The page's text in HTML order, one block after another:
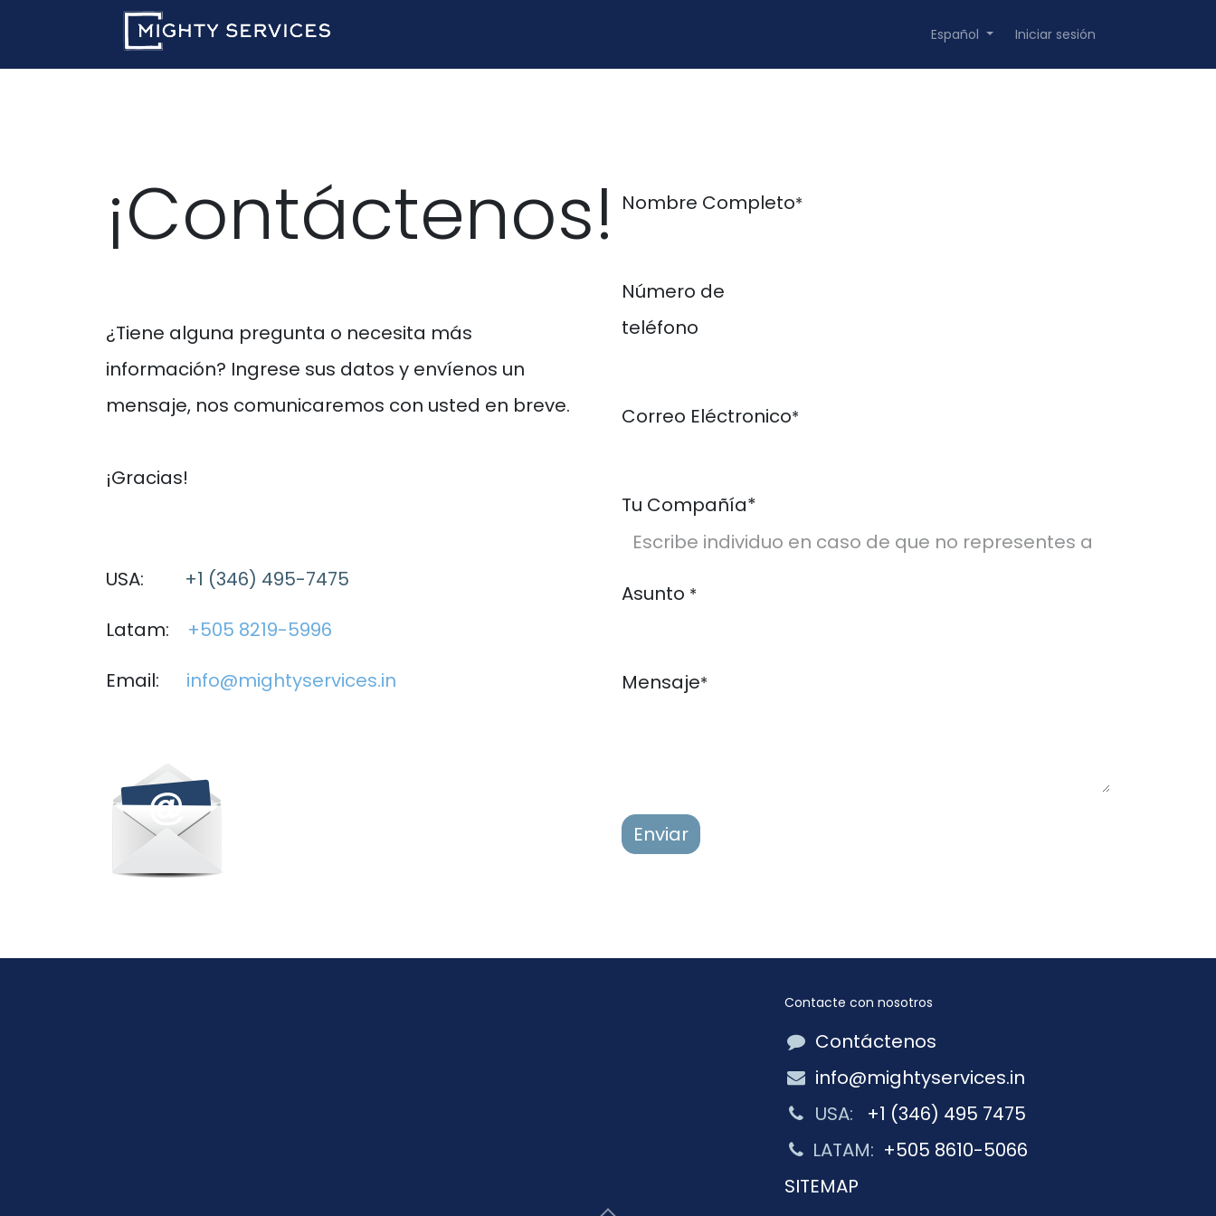
Ir al contenido
Español Iniciar sesión
¡Contáctenos!
¿Tiene alguna pregunta o necesita más
información? Ingrese sus datos y envíenos un
mensaje, nos comunicaremos con usted en breve.
¡Gracias!
USA: +1 (346) 495-7475
Latam: +505 8219-5996
Email: info@mightyservices.in
Nombre Completo*
Número de
teléfono
Correo Eléctronico*
Tu Compañía*
Asunto *
Mensaje*
Enviar
Contacte con nosotros
Contáctenos
info@mightyservices.in
USA: +1 (346) 495 7475
LATAM: +505 8610-5066
SITEMAP